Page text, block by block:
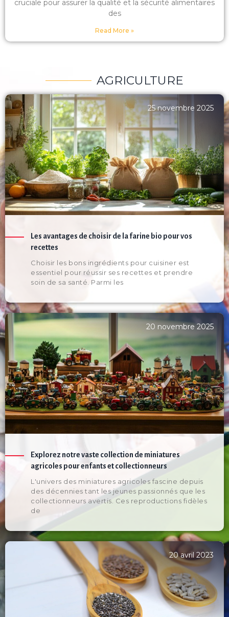
cruciale pour assurer la qualité et la sécurité alimentaires
des
Read More »
AGRICULTURE
25 novembre 2025
Les avantages de choisir de la farine bio pour vos
recettes
Choisir les bons ingrédients pour cuisiner est
essentiel pour réussir ses recettes et prendre
soin de sa santé. Parmi les
20 novembre 2025
Explorez notre vaste collection de miniatures
agricoles pour enfants et collectionneurs
L'univers des miniatures agricoles fascine depuis
des décennies tant les jeunes passionnés que les
collectionneurs avertis. Ces reproductions fidèles
de
20 avril 2023